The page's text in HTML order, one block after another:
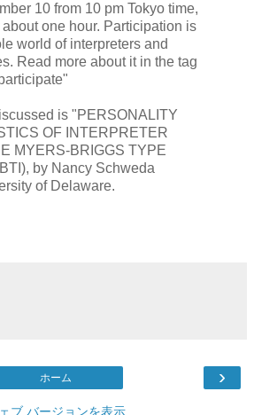
10 from 10 pm Tokyo time,
one hour. Participation is
world of interpreters and
Read more about it in the tag
is "PERSONALITY
OF INTERPRETER
MYERS-BRIGGS TYPE
by Nancy Schweda
of Delaware.
›
ホーム
ブ バージョンを表示